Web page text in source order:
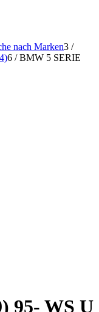
nach Marken3 /
6 / BMW 5 SERIE
95- WS U